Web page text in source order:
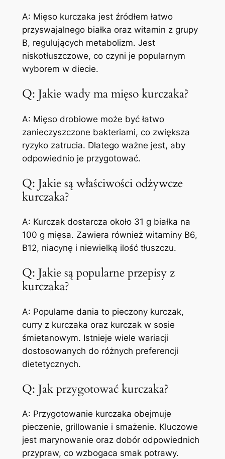
A: Mięso kurczaka jest źródłem łatwo
przyswajalnego białka oraz witamin z grupy
B, regulujących metabolizm. Jest
niskotłuszczowe, co czyni je popularnym
wyborem w diecie.
Q: Jakie wady ma mięso kurczaka?
A: Mięso drobiowe może być łatwo
zanieczyszczone bakteriami, co zwiększa
ryzyko zatrucia. Dlatego ważne jest, aby
odpowiednio je przygotować.
Q: Jakie są właściwości odżywcze
kurczaka?
A: Kurczak dostarcza około 31 g białka na
100 g mięsa. Zawiera również witaminy B6,
B12, niacynę i niewielką ilość tłuszczu.
Q: Jakie są popularne przepisy z
kurczaka?
A: Popularne dania to pieczony kurczak,
curry z kurczaka oraz kurczak w sosie
śmietanowym. Istnieje wiele wariacji
dostosowanych do różnych preferencji
dietetycznych.
Q: Jak przygotować kurczaka?
A: Przygotowanie kurczaka obejmuje
pieczenie, grillowanie i smażenie. Kluczowe
jest marynowanie oraz dobór odpowiednich
przypraw, co wzbogaca smak potrawy.